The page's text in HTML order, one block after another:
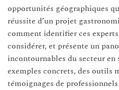
opportunités géographiques
réussite d’un projet
comment identifier ces
considérer, et présente un
incontournables du secteur en
exemples concrets, des outils
témoignages de